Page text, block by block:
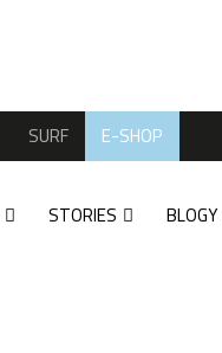
SURF E-SHOP
STORIES BLOGY